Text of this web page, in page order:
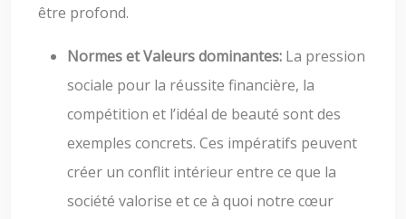
être profond.
Normes et Valeurs dominantes: La pression
sociale pour la réussite financière, la
compétition et l’idéal de beauté sont des
exemples concrets. Ces impératifs peuvent
créer un conflit intérieur entre ce que la
société valorise et ce à quoi notre cœur